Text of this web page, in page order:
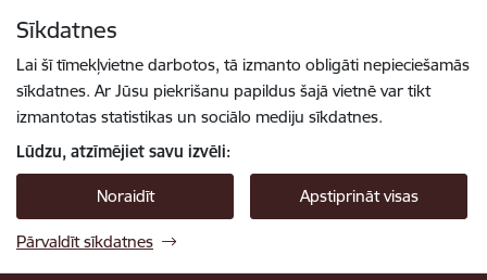
Sīkdatnes
Lai šī tīmekļvietne darbotos, tā izmanto obligāti nepieciešamās
sīkdatnes. Ar Jūsu piekrišanu papildus šajā vietnē var tikt
izmantotas statistikas un sociālo mediju sīkdatnes.
Lūdzu, atzīmējiet savu izvēli:
Noraidīt Apstiprināt visas
Pārvaldīt sīkdatnes